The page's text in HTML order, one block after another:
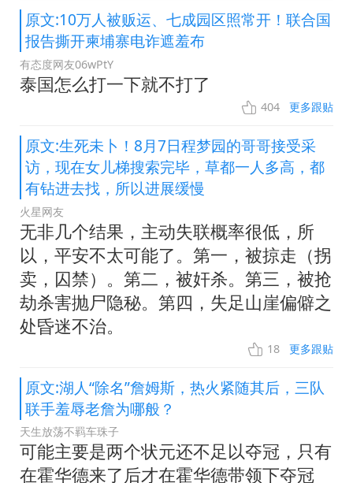
原文:10万人被贩运、七成园区照常开！联合国
报告撕开柬埔寨电诈遮羞布
有态度网友06wPtY
泰国怎么打一下就不打了
404 更多跟贴
原文:生死未卜！8月7日程梦园的哥哥接受采
访，现在女儿梯搜索完毕，草都一人多高，都
有钻进去找，所以进展缓慢
火星网友
无非几个结果，主动失联概率很低，所
以，平安不太可能了。第一，被掠走（拐
卖，囚禁）。第二，被奸杀。第三，被抢
劫杀害抛尸隐秘。第四，失足山崖偏僻之
处昏迷不治。
18 更多跟贴
原文:湖人“除名”詹姆斯，热火紧随其后，三队
联手羞辱老詹为哪般？
天生放荡不羁车珠子
可能主要是两个状元还不足以夺冠，只有
在霍华德来了后才在霍华德带领下夺冠